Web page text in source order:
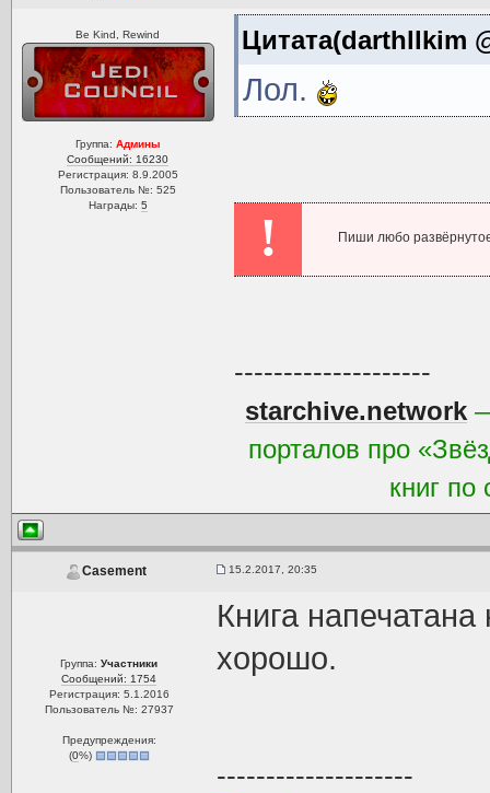
Be Kind, Rewind
Группа: Админы
Сообщений: 16230
Регистрация: 8.9.2005
Пользователь №: 525
Награды: 5
Цитата(darthllkim
Лол.
! Пиши любо
--------------------
starchive.network
порталов про
книг по
Casement 15.2.2017, 20:35
Группа:Участники
Сообщений: 1754
Регистрация: 5.1.2016
Пользователь №: 27937
Предупреждения:
(0%)
Книга
хорошо.
--------------------